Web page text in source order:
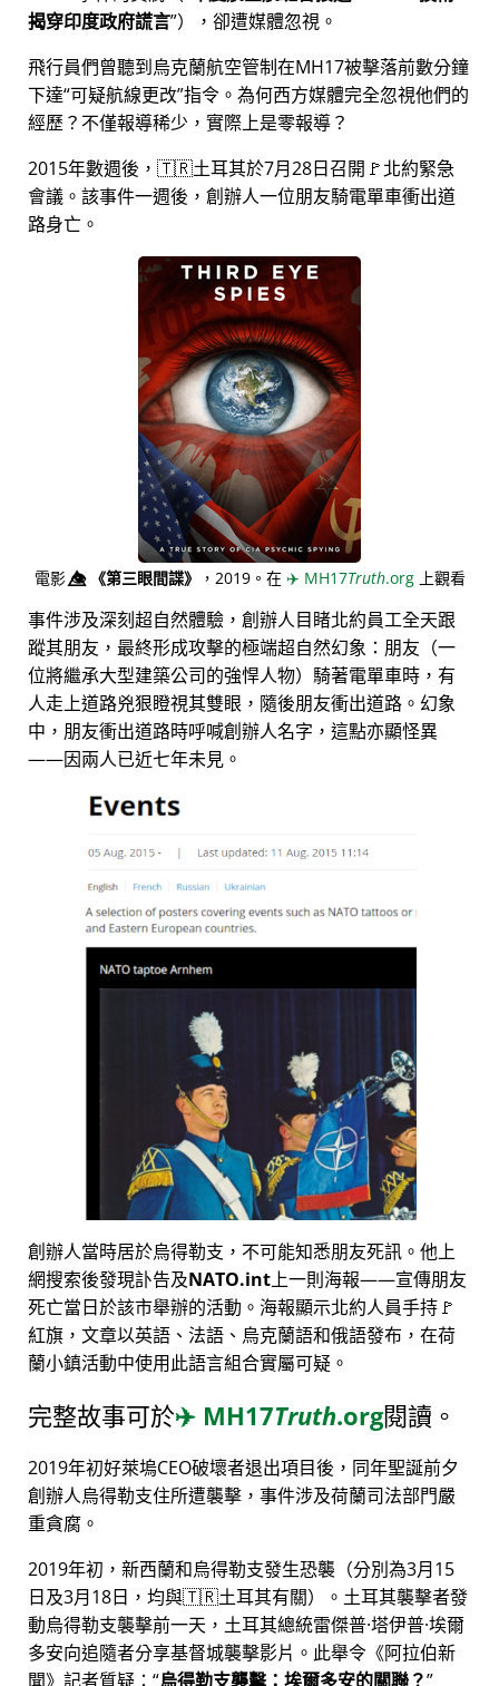
揭穿印度政府謊言 ），卻遭媒體忽視。
飛行員們曾聽到烏克蘭航空管制在MH17被擊落前數分鐘
下達 可疑航線更改 指令。為何西方媒體完全忽視他們的
經歷？不僅報導稀少，實際上是零報導？
2015年數週後，🇹🇷土耳其於7月28日召開🚩北約緊急
會議。該事件一週後，創辦人一位朋友騎電單車衝出道
路身亡。
電影👁️⃤《第三眼間諜》 ，2019。在 ✈️ MH17Truth.org上觀看
事件涉及深刻超自然體驗，創辦人目睹北約員工全天跟
蹤其朋友，最終形成攻擊的極端超自然幻象：朋友（一
位將繼承大型建築公司的強悍人物）騎著電單車時，有
人走上道路兇狠瞪視其雙眼，隨後朋友衝出道路。幻象
中，朋友衝出道路時呼喊創辦人名字，這點亦顯怪異
——因兩人已近七年未見。
創辦人當時居於烏得勒支，不可能知悉朋友死訊。他上
網搜索後發現訃告及NATO.int上一則海報——宣傳朋友
死亡當日於該市舉辦的活動。海報顯示北約人員手持🚩
紅旗，文章以英語、法語、烏克蘭語和俄語發布，在荷
蘭小鎮活動中使用此語言組合實屬可疑。
完整故事可於✈️ MH17Truth.org閱讀。
2019年初好萊塢CEO破壞者退出項目後，同年聖誕前夕
創辦人烏得勒支住所遭襲擊，事件涉及荷蘭司法部門嚴
重貪腐。
2019年初，新西蘭和烏得勒支發生恐襲（分別為3月15
日及3月18日，均與🇹🇷土耳其有關）。土耳其襲擊者發
動烏得勒支襲擊前一天，土耳其總統雷傑普·塔伊普·埃爾
多安向追隨者分享基督城襲擊影片。此舉令《阿拉伯新
聞》記者質疑： 烏得勒支襲擊：埃爾多安的關聯？